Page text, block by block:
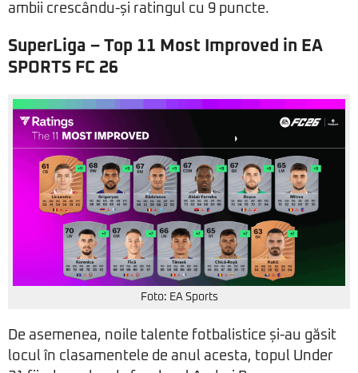
ambii crescându-și ratingul cu 9 puncte.
SuperLiga – Top 11 Most Improved in EA
SPORTS FC 26
Foto: EA Sports
De asemenea, noile talente fotbalistice și-au găsit
locul în clasamentele de anul acesta, topul Under